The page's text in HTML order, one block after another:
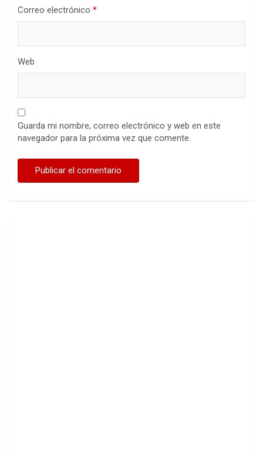
Correo electrónico *
Web
Guarda mi nombre, correo electrónico y web en este
navegador para la próxima vez que comente.